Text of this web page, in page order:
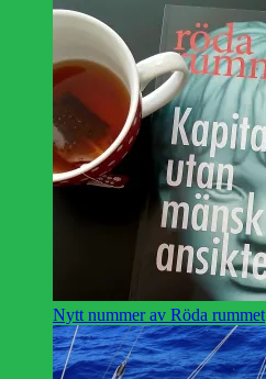
Nytt nummer av Röda rummet